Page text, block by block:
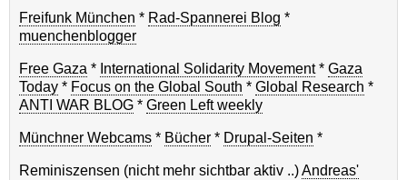
Freifunk München * Rad-Spannerei Blog *
muenchenblogger
Free Gaza * International Solidarity Movement* Gaza
Today * Focus on the Global South * Global Research *
ANTI WAR BLOG * Green Left weekly
Münchner Webcams * Bücher * Drupal-Seiten *
Reminiszensen (nicht mehr sichtbar aktiv ..)Andreas'